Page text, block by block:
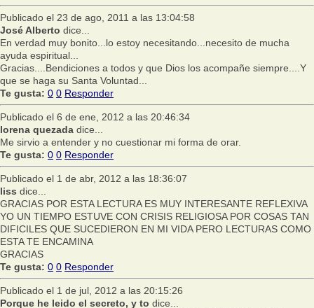
Publicado el 23 de ago, 2011 a las 13:04:58
José Alberto dice...
En verdad muy bonito...lo estoy necesitando...necesito de mucha
ayuda espiritual...
Gracias....Bendiciones a todos y que Dios los acompañe siempre....Y
que se haga su Santa Voluntad...
Te gusta: 0 0 Responder
Publicado el 6 de ene, 2012 a las 20:46:34
lorena quezada dice...
Me sirvio a entender y no cuestionar mi forma de orar.
Te gusta: 0 0 Responder
Publicado el 1 de abr, 2012 a las 18:36:07
liss dice...
GRACIAS POR ESTA LECTURA ES MUY INTERESANTE REFLEXIVA
YO UN TIEMPO ESTUVE CON CRISIS RELIGIOSA POR COSAS TAN
DIFICILES QUE SUCEDIERON EN MI VIDA PERO LECTURAS COMO
ESTA TE ENCAMINA
GRACIAS
Te gusta: 0 0 Responder
Publicado el 1 de jul, 2012 a las 20:15:26
Porque he leido el secreto, y to dice...